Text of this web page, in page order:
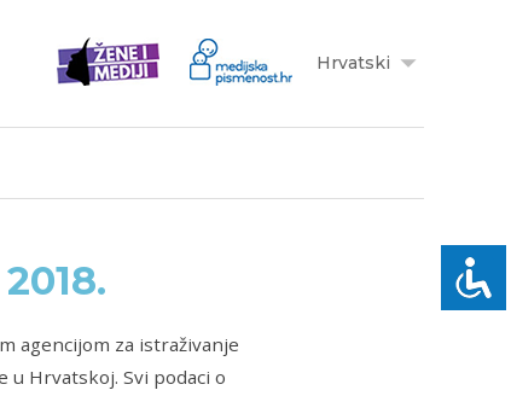
Hrvatski
agencijom za istraživanje
Hrvatskoj. Svi podaci o